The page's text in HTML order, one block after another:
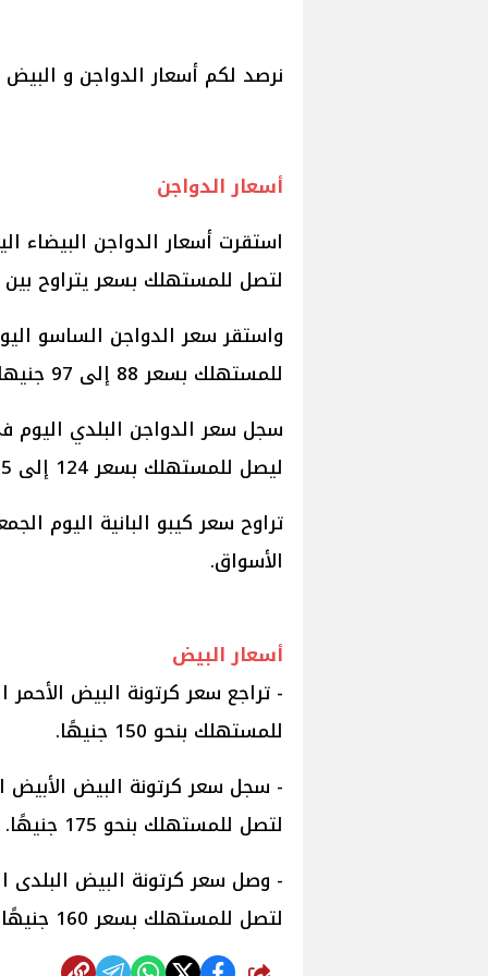
نرصد لكم أسعار الدواجن و
أسعار الدواجن
لتصل للمستهلك بسعر يتراوح بين 82 إلى 84 جنيها.
للمستهلك بسعر 88 إلى 97 جنيها للكيلو.
ليصل للمستهلك بسعر 124 إلى 125 جنيها للكيلو.
الأسواق.
أسعار البيض
للمستهلك بنحو 150 جنيهًا.
لتصل للمستهلك بنحو 175 جنيهًا.
لتصل للمستهلك بسعر 160 جنيهًا.